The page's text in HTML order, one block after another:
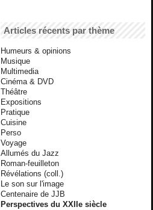
Articles récents par thème
Humeurs & opinions
Musique
Multimedia
Cinéma & DVD
Théâtre
Expositions
Pratique
Cuisine
Perso
Voyage
Allumés du Jazz
Roman-feuilleton
Révélations (coll.)
Le son sur l'image
Centenaire de JJB
Perspectives du XXIIe siècle